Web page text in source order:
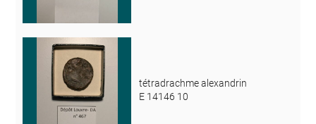
tétradrachme alexandrin
E 14146 10